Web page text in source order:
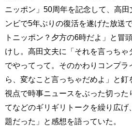
ニッポン」50周年を記念して、高
ンビで5年ぶりの復活を遂げた放送
トニッポン？夕方の6時だよ」と冒
けし。高田文夫に「それを言っちゃ
でやってって。そのかわりコンプラ
ら、変なこと言っちゃだめよ」と
視点で時事ニュースをぶった切った
てなどのギリギリトークを繰り広げ
題だった」と感想を語っていた。